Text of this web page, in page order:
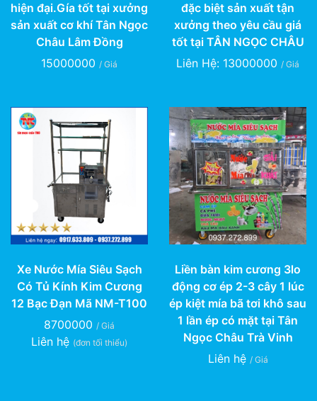
hiện đại.Gía tốt tại xưởng
sản xuất cơ khí Tân Ngọc
Châu Lâm Đồng
15000000 / Giá
đặc biệt sản xuất tận
xưởng theo yêu cầu giá
tốt tại TÂN NGỌC CHÂU
Liên Hệ: 13000000 / Giá
Xe Nước Mía Siêu Sạch
Có Tủ Kính Kim Cương
12 Bạc Đạn Mã NM-T100
8700000 / Giá
Liên hệ (đơn tối thiểu)
Liền bàn kim cương 3lo
động cơ ép 2-3 cây 1 lúc
ép kiệt mía bã tơi khô sau
1 lần ép có mặt tại Tân
Ngọc Châu Trà Vinh
Liên hệ / Giá